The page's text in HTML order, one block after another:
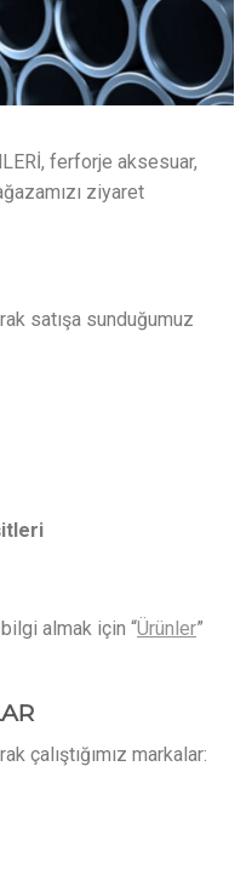
ferforje aksesuar,
ziyaret
satışa sunduğumuz
almak için “Ürünler”
çalıştığımız markalar: